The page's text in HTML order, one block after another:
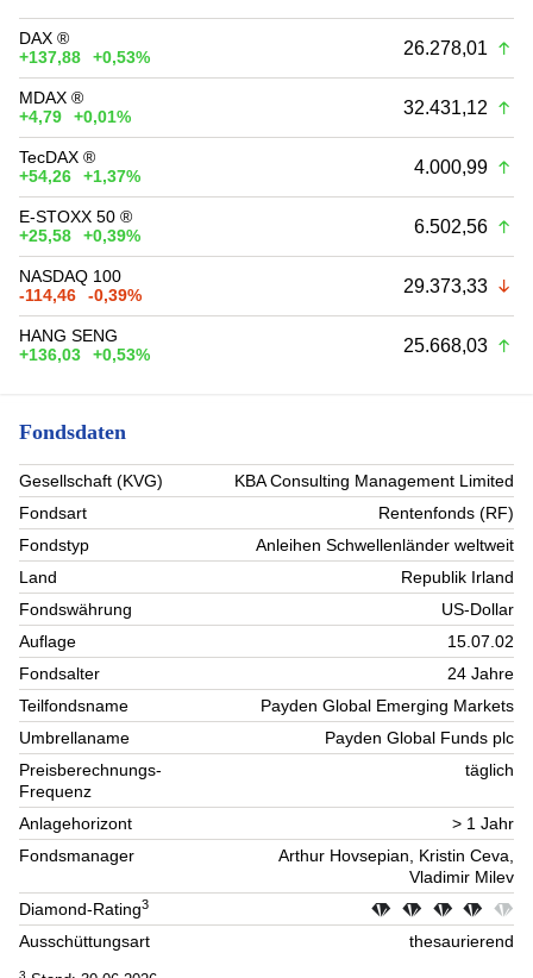
DAX ®
+137,88
+0,53% 26.278,01
MDAX ®
+4,79
+0,01% 32.431,12
TecDAX ®
+54,26
+1,37% 4.000,99
E-STOXX 50 ®
+25,58
+0,39% 6.502,56
NASDAQ 100
-114,46
-0,39% 29.373,33
HANG SENG
+136,03
+0,53% 25.668,03
Fondsdaten
Gesellschaft (KVG)
KBA Consulting Management Limited
Fondsart
Rentenfonds (RF)
Fondstyp
Anleihen Schwellenländer weltweit
Land
Republik Irland
Fondswährung
US-Dollar
Auflage
15.07.02
Fondsalter
24 Jahre
Teilfondsname
Payden Global Emerging Markets
Umbrellaname
Payden Global Funds plc
Preisberechnungs-
Frequenz
täglich
Anlagehorizont
> 1 Jahr
Fondsmanager
Arthur Hovsepian, Kristin Ceva,
Vladimir Milev
Diamond-Rating3
Ausschüttungsart thesaurierend